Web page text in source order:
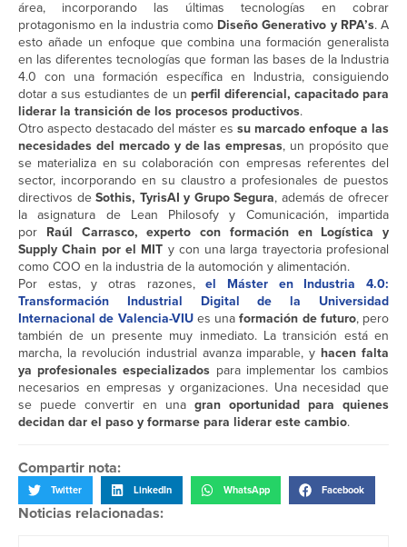
área, incorporando las últimas tecnologías en cobrar
protagonismo en la industria como Diseño Generativo y RPA’s. A
esto añade un enfoque que combina una formación generalista
en las diferentes tecnologías que forman las bases de la Industria
4.0 con una formación específica en Industria, consiguiendo
dotar a sus estudiantes de un perfil diferencial, capacitado para
liderar la transición de los procesos productivos.
Otro aspecto destacado del máster es su marcado enfoque a las
necesidades del mercado y de las empresas, un propósito que
se materializa en su colaboración con empresas referentes del
sector, incorporando en su claustro a profesionales de puestos
directivos deSothis, TyrisAI y Grupo Segura, además de ofrecer
la asignatura de Lean Philosofy y Comunicación, impartida
por Raúl Carrasco, experto con formación en Logística y
Supply Chain por el MIT y con una larga trayectoria profesional
como COO en la industria de la automoción y alimentación.
Por estas, y otras razones,el Máster en Industria 4.0:
Transformación Industrial Digital de la Universidad
Internacional de Valencia-VIUes unaformación de futuro, pero
también de un presente muy inmediato. La transición está en
marcha, la revolución industrial avanza imparable, y hacen falta
ya profesionales especializados para implementar los cambios
necesarios en empresas y organizaciones. Una necesidad que
se puede convertir en una gran oportunidad para quienes
decidan dar el paso y formarse para liderar este cambio.
Compartir nota:
Twitter LinkedIn WhatsApp Facebook
Noticias relacionadas: